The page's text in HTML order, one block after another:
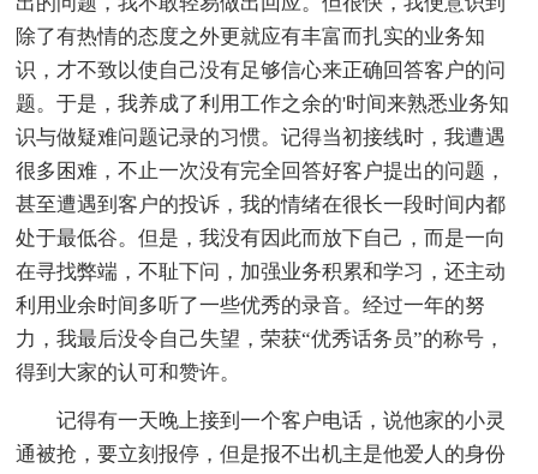
除了有热情的态度之外更就应有丰富而扎实的业务知
识，才不致以使自己没有足够信心来正确回答客户的问
题。于是，我养成了利用工作之余的'时间来熟悉业务知
识与做疑难问题记录的习惯。记得当初接线时，我遭遇
很多困难，不止一次没有完全回答好客户提出的问题，
甚至遭遇到客户的投诉，我的情绪在很长一段时间内都
处于最低谷。但是，我没有因此而放下自己，而是一向
在寻找弊端，不耻下问，加强业务积累和学习，还主动
利用业余时间多听了一些优秀的录音。经过一年的努
力，我最后没令自己失望，荣获“优秀话务员”的称号，
得到大家的认可和赞许。
记得有一天晚上接到一个客户电话，说他家的小灵
通被抢，要立刻报停，但是报不出机主是他爱人的身份